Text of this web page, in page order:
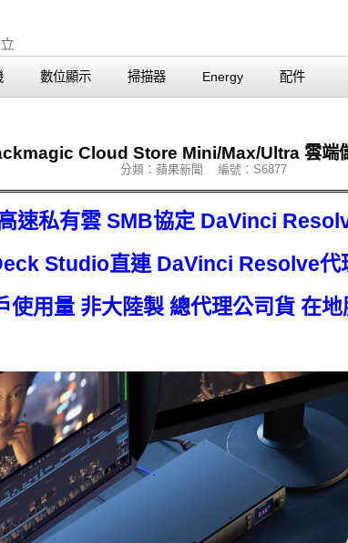
數位顯示 掃描器 Energy 配件
Cloud Store Mini/Max/Ultra 雲端
分類：蘋果新聞 編號：S6877
速私有雲 SMB協定 DaVinci
Studio直連 DaVinci Resolve代
使用量 非大陸製 總代理公司貨 在地